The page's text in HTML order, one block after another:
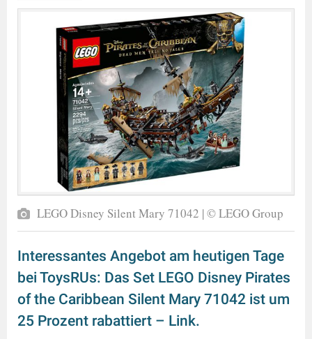
LEGO Disney Silent Mary 71042 | © LEGO Group
Interessantes Angebot am heutigen Tage
bei ToysRUs: Das Set LEGO Disney Pirates
of the Caribbean Silent Mary 71042 ist um
25 Prozent rabattiert – Link.